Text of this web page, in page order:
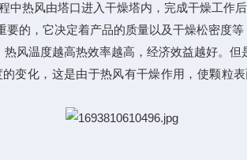
热风由塔口进入干燥塔内，完成干燥工作后
的，它决定着产品的质量以及干燥松密度等
风温度越高热效率越高，经济效益越好。但
变化，这是由于热风有干燥作用，使颗粒